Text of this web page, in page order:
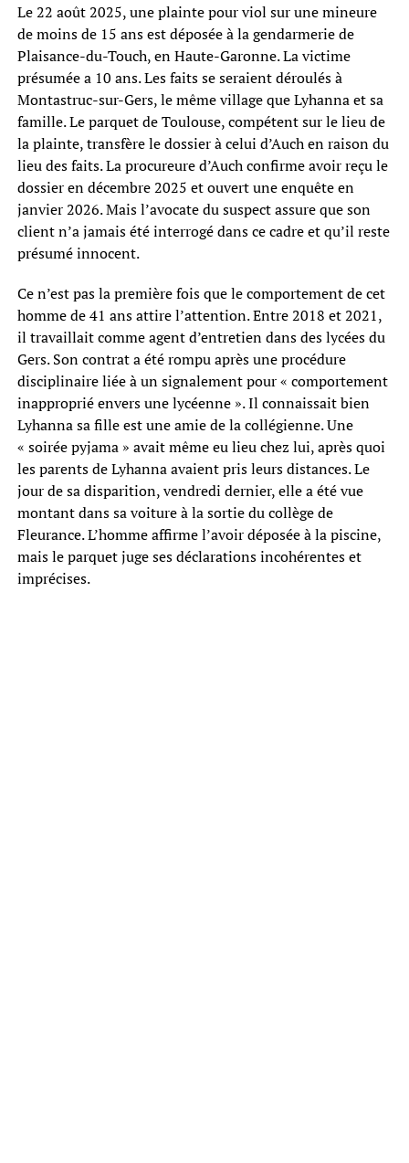
Le 22 août 2025, une plainte pour viol sur une mineure
de moins de 15 ans est déposée à la gendarmerie de
Plaisance-du-Touch, en Haute-Garonne. La victime
présumée a 10 ans. Les faits se seraient déroulés à
Montastruc-sur-Gers, le même village que Lyhanna et sa
famille. Le parquet de Toulouse, compétent sur le lieu de
la plainte, transfère le dossier à celui d’Auch en raison du
lieu des faits. La procureure d’Auch confirme avoir reçu le
dossier en décembre 2025 et ouvert une enquête en
janvier 2026. Mais l’avocate du suspect assure que son
client n’a jamais été interrogé dans ce cadre et qu’il reste
présumé innocent.
Ce n’est pas la première fois que le comportement de cet
homme de 41 ans attire l’attention. Entre 2018 et 2021,
il travaillait comme agent d’entretien dans des lycées du
Gers. Son contrat a été rompu après une procédure
disciplinaire liée à un signalement pour « comportement
inapproprié envers une lycéenne ». Il connaissait bien
Lyhanna sa fille est une amie de la collégienne. Une
« soirée pyjama » avait même eu lieu chez lui, après quoi
les parents de Lyhanna avaient pris leurs distances. Le
jour de sa disparition, vendredi dernier, elle a été vue
montant dans sa voiture à la sortie du collège de
Fleurance. L’homme affirme l’avoir déposée à la piscine,
mais le parquet juge ses déclarations incohérentes et
imprécises.